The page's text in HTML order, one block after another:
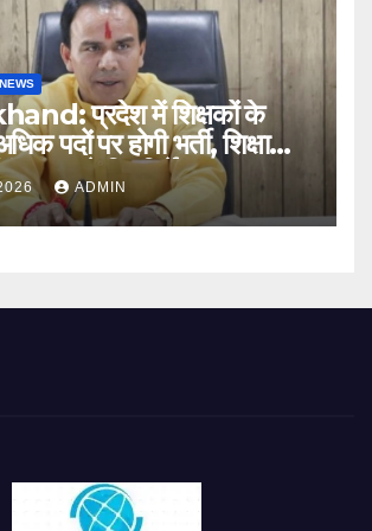
प्रदेश में शिक्षकों के
पदों पर होगी भर्ती, शिक्षा
रावत ने दिए निर्देश
ADMIN